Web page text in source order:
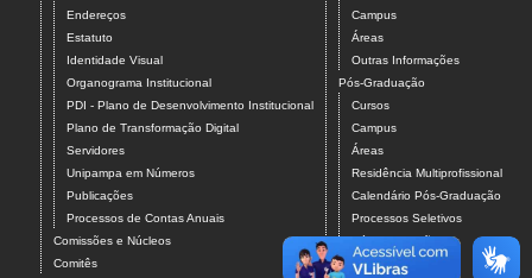
Endereços
Estatuto
Identidade Visual
Organograma Institucional
PDI - Plano de Desenvolvimento Institucional
Plano de Transformação Digital
Servidores
Unipampa em Números
Publicações
Processos de Contas Anuais
Comissões e Núcleos
Comitês
Campus
Áreas
Outras Informações
Pós-Graduação
Cursos
Campus
Áreas
Residência Multiprofissional
Calendário Pós-Graduação
Processos Seletivos
Pós-Graduação
Projetos